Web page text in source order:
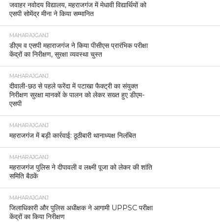
जवाहर नवोदय विद्यालय, महराजगंज में मेधावी विद्यार्थियों को
एसपी सोमेंद्र मीना ने किया सम्मानित
MAHARAJGANJ
डीएम व एसपी महाराजगंज ने किया पीसीएस प्रारंभिक परीक्षा
केंद्रों का निरीक्षण, सुरक्षा व्यवस्था चुस्त
MAHARAJGANJ
दीवाली-छठ से पहले फरेंदा में पटाखा फैक्ट्री का संयुक्त
निरीक्षण सुरक्षा मानकों के पालन को लेकर सख्त हुए डीएम-
एसपी
MAHARAJGANJ
महराजगंज में बड़ी कार्रवाई: ठूठीबारी थानाध्यक्ष निलंबित
MAHARAJGANJ
महराजगंज पुलिस ने दीपावली व लक्ष्मी पूजा को लेकर की शांति
समिति बैठकें
MAHARAJGANJ
जिलाधिकारी और पुलिस अधीक्षक ने आगामी UPPSC परीक्षा
केंद्रों का किया निरीक्षण